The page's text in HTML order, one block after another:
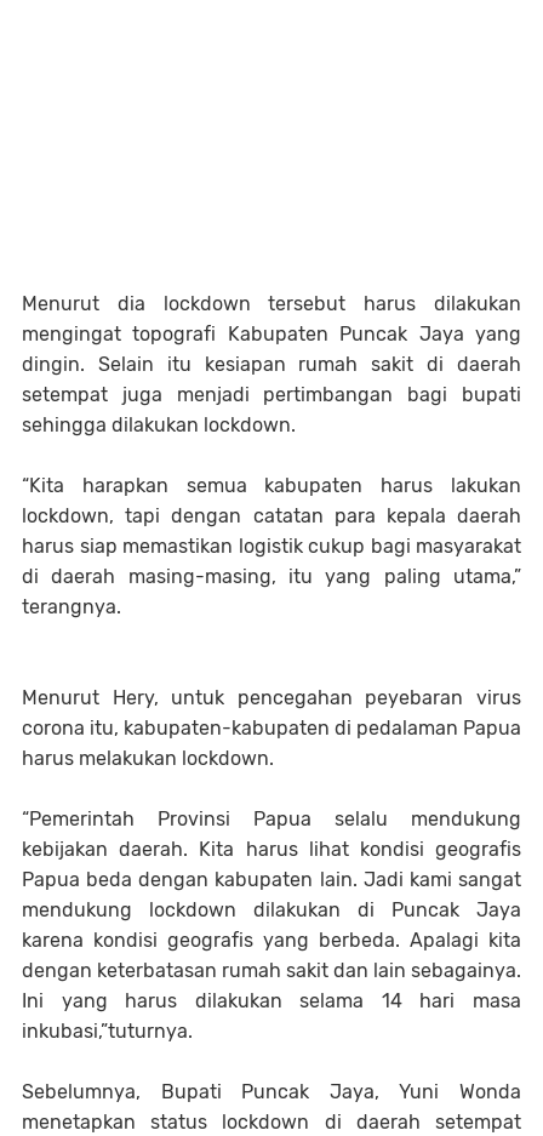
Menurut dia lockdown tersebut harus dilakukan
mengingat topografi Kabupaten Puncak Jaya yang
dingin. Selain itu kesiapan rumah sakit di daerah
setempat juga menjadi pertimbangan bagi bupati
sehingga dilakukan lockdown.
“Kita harapkan semua kabupaten harus lakukan
lockdown, tapi dengan catatan para kepala daerah
harus siap memastikan logistik cukup bagi masyarakat
di daerah masing-masing, itu yang paling utama,”
terangnya.
Menurut Hery, untuk pencegahan peyebaran virus
corona itu, kabupaten-kabupaten di pedalaman Papua
harus melakukan lockdown.
“Pemerintah Provinsi Papua selalu mendukung
kebijakan daerah. Kita harus lihat kondisi geografis
Papua beda dengan kabupaten lain. Jadi kami sangat
mendukung lockdown dilakukan di Puncak Jaya
karena kondisi geografis yang berbeda. Apalagi kita
dengan keterbatasan rumah sakit dan lain sebagainya.
Ini yang harus dilakukan selama 14 hari masa
inkubasi,”tuturnya.
Sebelumnya, Bupati Puncak Jaya, Yuni Wonda
menetapkan status lockdown di daerah setempat